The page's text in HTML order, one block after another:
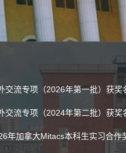
交流专项（2026年第一批）获奖
交流专项（2024年第二批）获奖
拿大Mitacs本科生实习合作奖学金项目